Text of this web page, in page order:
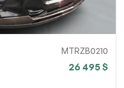
MTRZB0210
26 495 $